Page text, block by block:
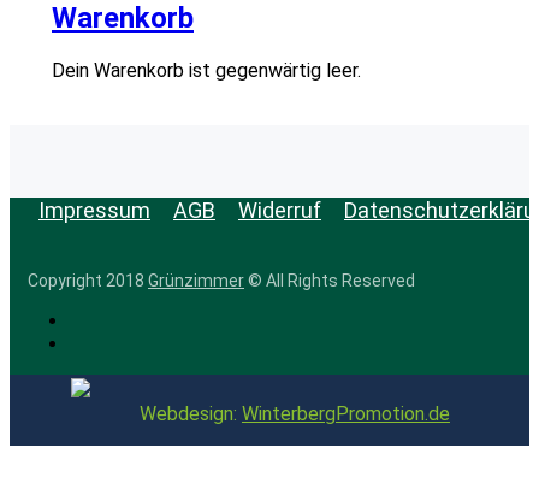
Warenkorb
Dein Warenkorb ist gegenwärtig leer.
Impressum AGB Widerruf
Copyright 2018 Grünzimmer© All Rights Reserved
Webdesign: WinterbergPromotion.de